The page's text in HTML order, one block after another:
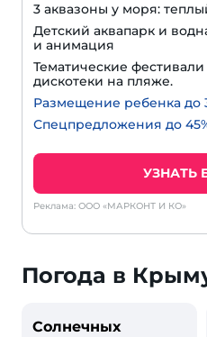
3 аквазоны у моря:
Детский аквапарк и
и анимация
Тематические
дискотеки на пляже.
Размещение ребенка до
Спецпредложения до
УЗНАТЬ
Реклама: ООО «МАРКОНТ И КО»
Погода в
Солнечных